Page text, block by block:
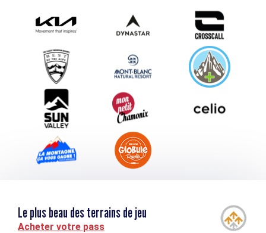
Proposez votre évènement
Service groupes et séminaires
Téléchargements
Tourisme et handicap
Le plus beau des terrains de jeu
Acheter votre pass